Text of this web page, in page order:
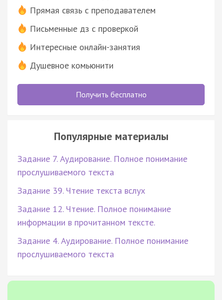
Прямая связь с преподавателем
Письменные дз с проверкой
Интересные онлайн-занятия
Душевное комьюнити
Получить бесплатно
Популярные материалы
Задание 7. Аудирование. Полное понимание
прослушиваемого текста
Задание 39. Чтение текста вслух
Задание 12. Чтение. Полное понимание
информации в прочитанном тексте.
Задание 4. Аудирование. Полное понимание
прослушиваемого текста